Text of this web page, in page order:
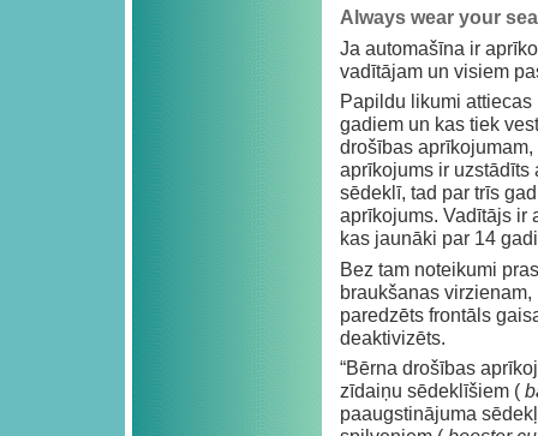
Always wear your
Ja automašīna ir
vadītājam un visiem
Papildu likumi
gadiem un kas tiek
drošības
aprīkojums ir uzstādīts
sēdeklī, tad par trīs
aprīkojums. Vadītājs ir
kas jaunāki par 14
Bez tam noteikumi
braukšanas virzienam,
paredzēts frontāls
deaktivizēts.
“Bērna drošības
zīdaiņu sēdeklīšiem (
paaugstinājuma